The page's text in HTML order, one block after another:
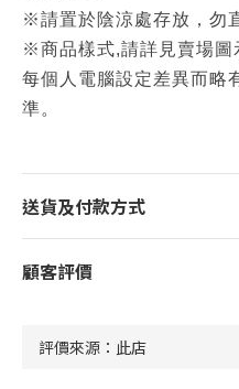
※請置於陰涼處存放，勿
※商品樣式,請詳見賣場圖
每個人電腦設定差異而略
準。
送貨及付款方式
顧客評價